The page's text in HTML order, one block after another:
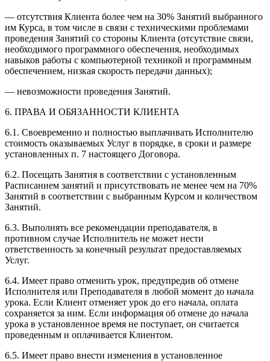
— отсутствия Клиента более чем на 30% Занятий выбранного
им Курса, в том числе в связи с техническими проблемами
проведения Занятий со стороны Клиента (отсутствие связи,
необходимого программного обеспечения, необходимых
навыков работы с компьютерной техникой и программным
обеспечением, низкая скорость передачи данных);
— невозможности проведения Занятий.
6. ПРАВА И ОБЯЗАННОСТИ КЛИЕНТА
6.1. Своевременно и полностью выплачивать Исполнителю
стоимость оказываемых Услуг в порядке, в сроки и размере
установленных п. 7 настоящего Договора.
6.2. Посещать Занятия в соответствии с установленным
Расписанием занятий и присутствовать не менее чем на 70%
Занятий в соответствии с выбранным Курсом и количеством
Занятий.
6.3. Выполнять все рекомендации преподавателя, в
противном случае Исполнитель не может нести
ответственность за конечный результат предоставляемых
Услуг.
6.4. Имеет право отменить урок, предупредив об отмене
Исполнителя или Преподавателя в любой момент до начала
урока. Если Клиент отменяет урок до его начала, оплата
сохраняется за ним. Если информация об отмене до начала
урока в установленное время не поступает, он считается
проведенным и оплачивается Клиентом.
6.5. Имеет право внести изменения в установленное